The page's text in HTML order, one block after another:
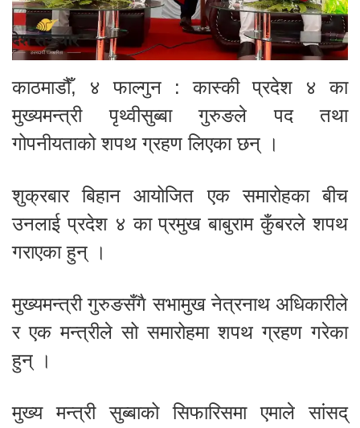
काठमाडौँ, ४ फाल्गुन : कास्की प्रदेश ४ का
मुख्यमन्त्री पृथ्वीसुब्बा गुरुङले पद तथा
गोपनीयताको शपथ ग्रहण लिएका छन् ।
शुक्रबार बिहान आयोजित एक समारोहका बीच
उनलाई प्रदेश ४ का प्रमुख बाबुराम कुँबरले शपथ
गराएका हुन् ।
मुख्यमन्त्री गुरुङसँगै सभामुख नेत्रनाथ अधिकारीले
र एक मन्त्रीले सो समारोहमा शपथ ग्रहण गरेका
हुन् ।
मुख्य मन्त्री सुब्बाको सिफारिसमा एमाले सांसद्